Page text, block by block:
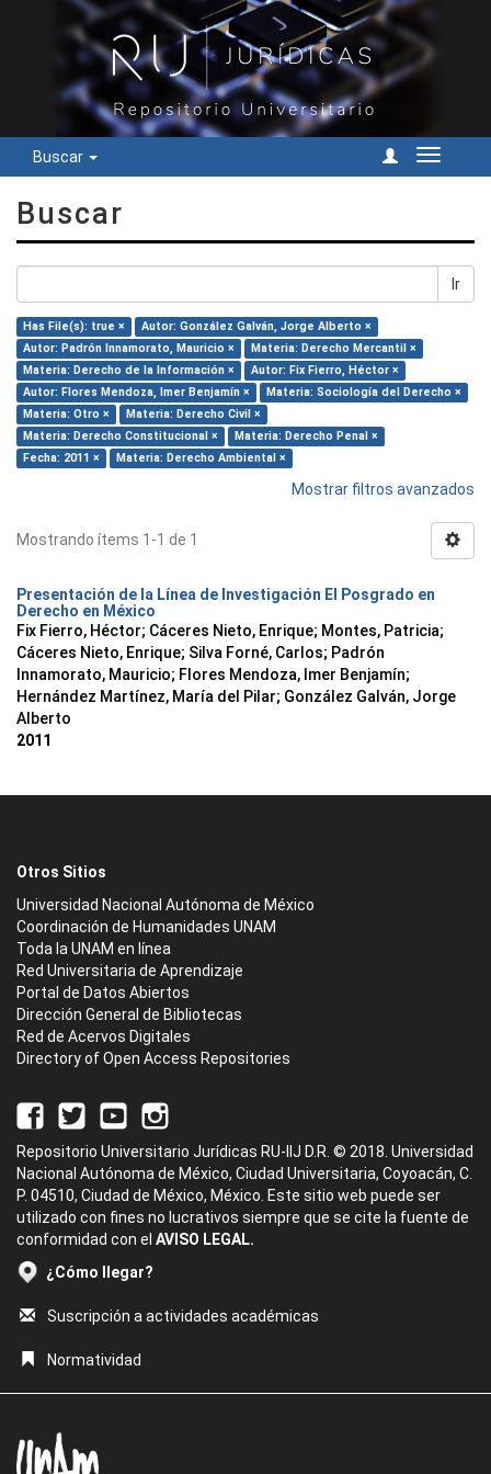
Buscar
Cambiar
Buscar
Ir
Has File(s): true ×
Autor: González Galván, Jorge Alberto ×
Autor: Padrón Innamorato, Mauricio ×
Materia: Derecho Mercantil ×
Materia: Derecho de la Información ×
Autor: Fix Fierro, Héctor ×
Autor: Flores Mendoza, Imer Benjamín ×
Materia: Sociología del Derecho ×
Materia: Otro ×
Materia: Derecho Civil ×
Materia: Derecho Constitucional ×
Materia: Derecho Penal ×
Fecha: 2011 ×
Materia: Derecho Ambiental ×
Mostrar filtros avanzados
Mostrando ítems 1-1 de 1
Presentación de la Línea de Investigación El Posgrado en
Derecho en México
Fix Fierro, Héctor; Cáceres Nieto, Enrique; Montes, Patricia;
Cáceres Nieto, Enrique; Silva Forné, Carlos; Padrón
Innamorato, Mauricio; Flores Mendoza, Imer Benjamín;
Hernández Martínez, María del Pilar; González Galván, Jorge
Alberto
2011
Otros Sitios
Universidad Nacional Autónoma de México
Coordinación de Humanidades UNAM
Toda la UNAM en línea
Red Universitaria de Aprendizaje
Portal de Datos Abiertos
Dirección General de Bibliotecas
Red de Acervos Digitales
Directory of Open Access Repositories
Repositorio Universitario Jurídicas RU-IIJ D.R. © 2018. Universidad
Nacional Autónoma de México, Ciudad Universitaria, Coyoacán, C.
P. 04510, Ciudad de México, México. Este sitio web puede ser
utilizado con fines no lucrativos siempre que se cite la fuente de
conformidad con el AVISO LEGAL.
¿Cómo llegar?
Suscripción a actividades académicas
Normatividad